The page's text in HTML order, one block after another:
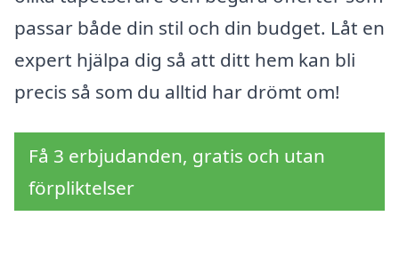
passar både din stil och din budget. Låt en
expert hjälpa dig så att ditt hem kan bli
precis så som du alltid har drömt om!
Få 3 erbjudanden, gratis och utan
förpliktelser